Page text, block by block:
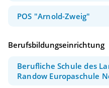
POS "Arnold-Zweig"
Berufsbildungseinrichtung
Berufliche Schule des
Randow Europaschule